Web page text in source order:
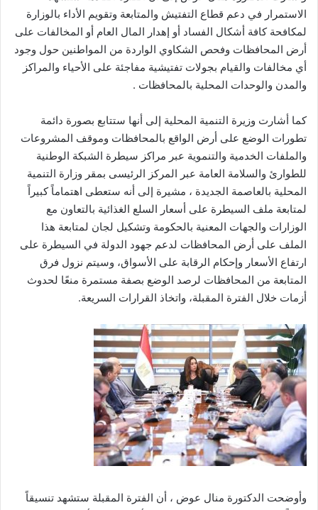
الاستمرار في دعم قطاع التفتيش والمتابعة وتقويم الأداء بالوزارة
لمكافحة كافة أشكال الفساد أو إهدار المال العام أو المخالفات على
أرض المحافظات وفحص الشكاوي الواردة من المواطنين حول وجود
أي مخالفات والقيام بجولات تفتيشية مفاجئة على الأحياء والمراكز
والمدن والوحدات المحلية بالمحافظات .
كما أشارت وزيرة التنمية المحلية إلى أنها ستتابع بصورة دائمة
تطورات الوضع على أرض الواقع بالمحافظات وموقف المشروعات
والملفات الخدمية والتنموية عبر مراكز سيطرة الشبكة الوطنية
للطوارئ والسلامة العامة عبر المركز الرئيسى بمقر وزارة التنمية
المحلية بالعاصمة الجديدة ، مشيرة إلى أنه ستعطى اهتماماً كبيراً
لمتابعة ملف السيطرة على أسعار السلع الغذائية بالتعاون مع
الوزارات والجهات المعنية بالحكومة وتشكيل لجان لمتابعة هذا
الملف على أرض المحافظات لدعم جهود الدولة في السيطرة على
ارتفاع الأسعار وإحكام الرقابة على الأسواق، وسيتم نزول فرق
المتابعة من المحافظات لرصد الوضع بصفة مستمرة منعًا لحدوث
أزمات خلال الفترة المقبلة، واتخاذ القرارات السريعة.
وأوضحت الدكتورة منال عوض ، أن الفترة المقبلة ستشهد تنسيقاً